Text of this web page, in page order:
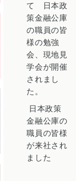
て 日本政
策金融公庫
の職員の皆
様の勉強
会、現地見
学会が開催
されまし
た。
日本政策
金融公庫の
職員の皆様
が来社され
ました